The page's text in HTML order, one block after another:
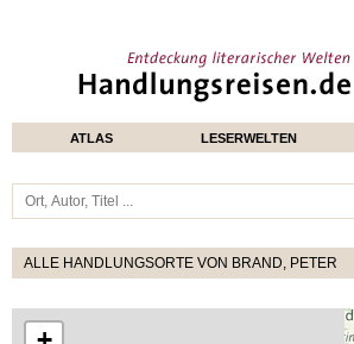
ATLAS LESERWELTEN
ALLE HANDLUNGSORTE VON BRAND, PETER